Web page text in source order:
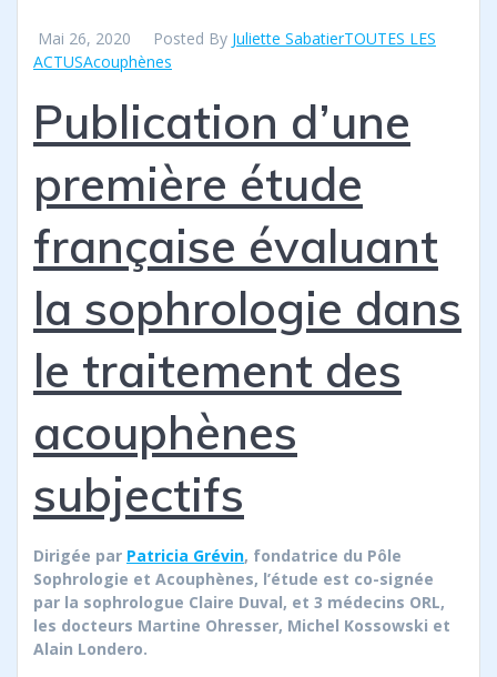
Mai 26, 2020 Posted By Juliette SabatierTOUTES LES
ACTUSAcouphènes
Publication d’une
première étude
française évaluant
la sophrologie dans
le traitement des
acouphènes
subjectifs
Dirigée par Patricia Grévin, fondatrice du Pôle
Sophrologie et Acouphènes, l’étude est co-signée
par la sophrologue Claire Duval, et 3 médecins ORL,
les docteurs Martine Ohresser, Michel Kossowski et
Alain Londero.